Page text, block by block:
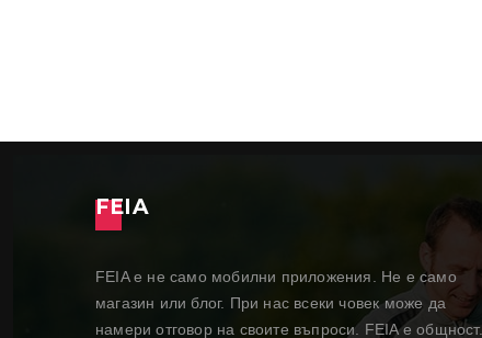
FEIA
FEIA е не само мобилни приложения. Не е само
магазин или блог. При нас всеки човек може да
намери отговор на своите въпроси. FEIA е общност.